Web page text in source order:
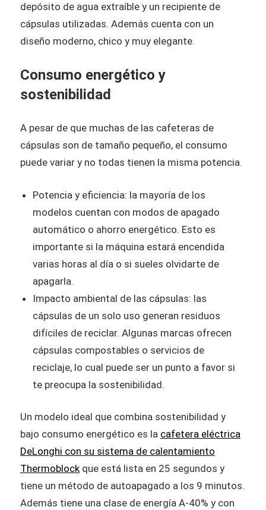
depósito de agua extraíble y un recipiente de
cápsulas utilizadas. Además cuenta con un
diseño moderno, chico y muy elegante.
Consumo energético y
sostenibilidad
A pesar de que muchas de las cafeteras de
cápsulas son de tamaño pequeño, el consumo
puede variar y no todas tienen la misma potencia.
Potencia y eficiencia: la mayoría de los
modelos cuentan con modos de apagado
automático o ahorro energético. Esto es
importante si la máquina estará encendida
varias horas al día o si sueles olvidarte de
apagarla.
Impacto ambiental de las cápsulas: las
cápsulas de un solo uso generan residuos
difíciles de reciclar. Algunas marcas ofrecen
cápsulas compostables o servicios de
reciclaje, lo cual puede ser un punto a favor si
te preocupa la sostenibilidad.
Un modelo ideal que combina sostenibilidad y
bajo consumo energético es la cafetera eléctrica
DeLonghi con su sistema de calentamiento
Thermoblockque está lista en 25 segundos y
tiene un método de autoapagado a los 9 minutos.
Además tiene una clase de energía A-40% y con